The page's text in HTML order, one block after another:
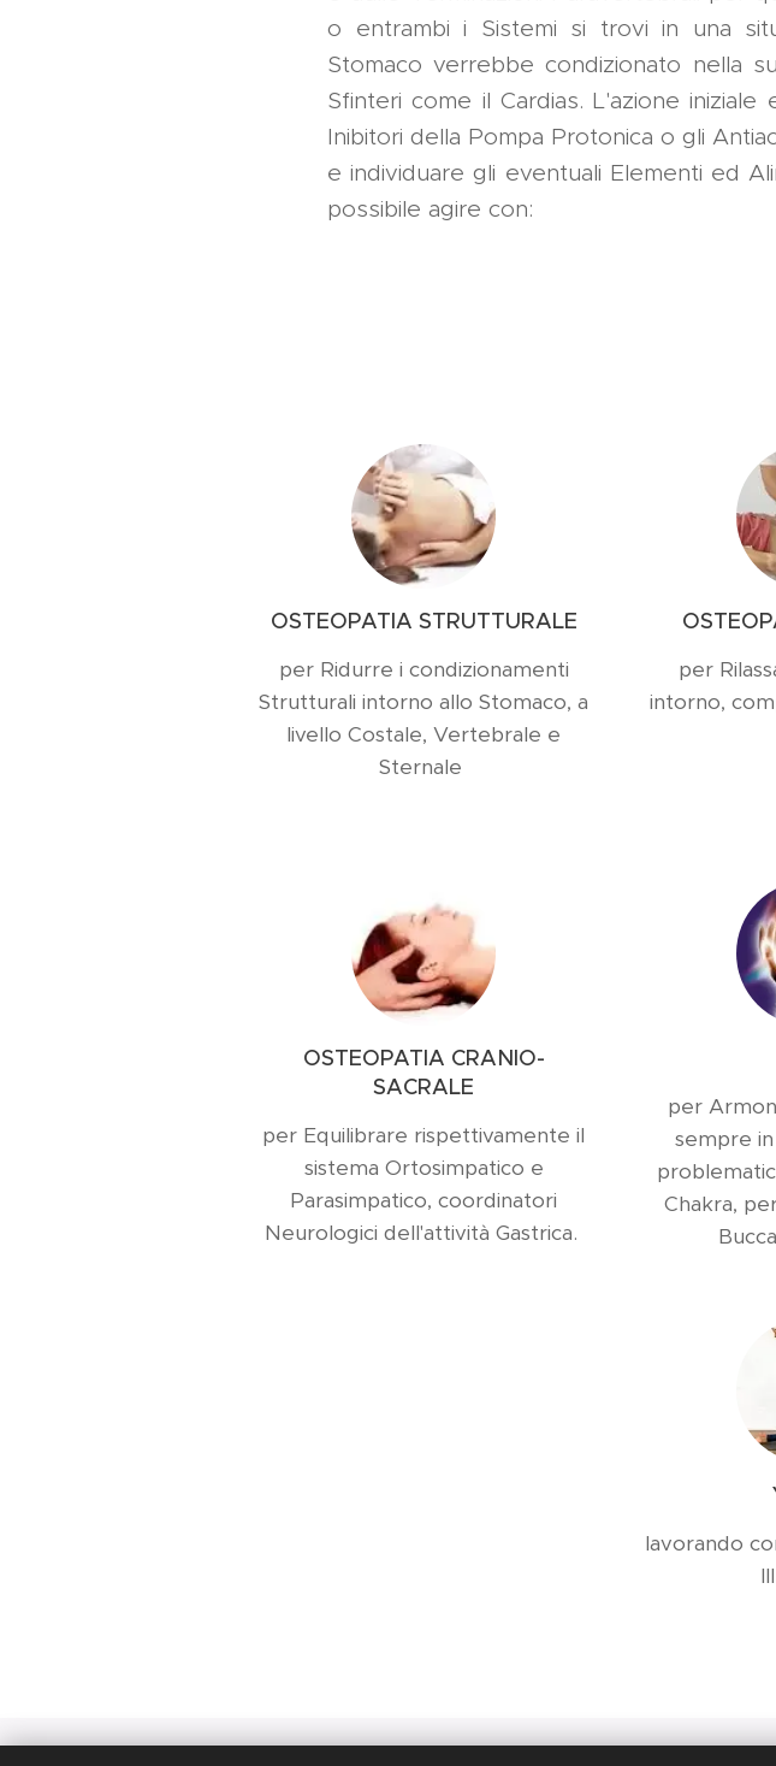
o entrambi i Sistemi si trovi in una
Stomaco verrebbe condizionato nella
Sfinteri come il Cardias. L'azione
Inibitori della Pompa Protonica o gli
e individuare gli eventuali Elementi ed
possibile agire con:
OSTEOPATIA STRUTTURALE
per Ridurre i condizionamenti
Strutturali intorno allo Stomaco, a
livello Costale, Vertebrale e
Sternale
per
intorno,
OSTEOPATIA CRANIO-
SACRALE
per Equilibrare rispettivamente il
sistema Ortosimpatico e
Parasimpatico, coordinatori
Neurologici dell'attività Gastrica.
per
sempre
Chakra,
lavorando